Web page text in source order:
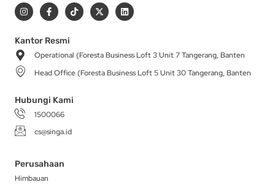
I
n
s
a
g
r
a
m
F
a
c
b
o
-
T
i
k
X
-
t
t
r
L
i
n
i
Kantor Resmi
Operational (Foresta Business Loft 3 Unit 7 Tangerang, Banten
Head Office (Foresta Business Loft 5 Unit 30 Tangerang, Banten
Hubungi Kami
1500066
cs@singa.id
Perusahaan
Himbauan